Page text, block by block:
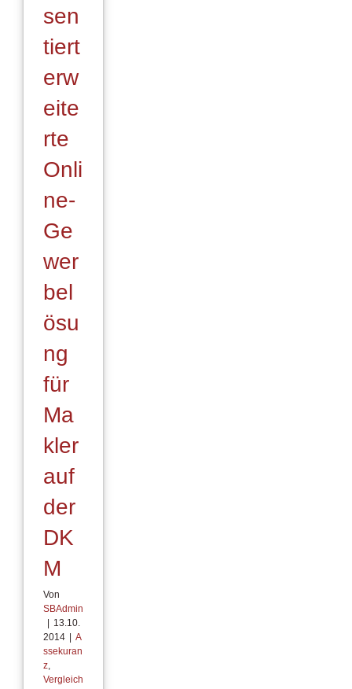
sen
tiert
erw
eite
rte
Onli
ne-
Ge
wer
bel
ösu
ng
für
Ma
kler
auf
der
DK
M
Von
SBAdmin
13.10.
2014
A
ssekuran
z,
Vergleich